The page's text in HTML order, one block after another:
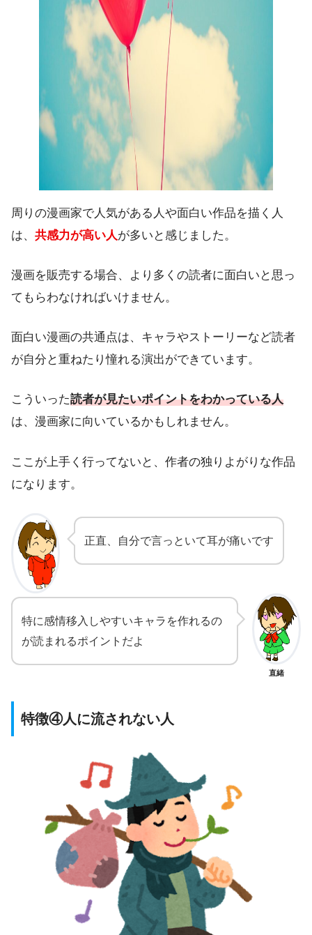
周りの漫画家で人気がある人や面白い作品を描く人
は、 共感力が高い人が多いと感じました。
漫画を販売する場合、より多くの読者に面白いと思っ
てもらわなければいけません。
面白い漫画の共通点は、キャラやストーリーなど読者
が自分と重ねたり憧れる演出ができています。
こういった読者が見たいポイントをわかっている人
は、漫画家に向いているかもしれません。
ここが上手く行ってないと、作者の独りよがりな作品
になります。
正直、自分で言っといて耳が痛いです
直緒
特に感情移入しやすいキャラを作れるの
が読まれるポイントだよ
特徴④人に流されない人